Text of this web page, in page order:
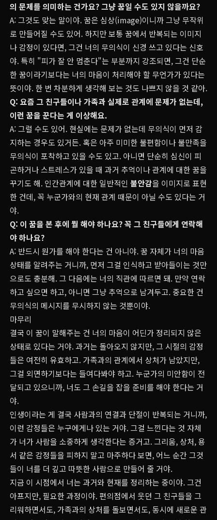
의 문제를 의미하는 건가요? 그냥 꿈일 수도 있지 않을까요?
A: 그것도 맞는 말이야. 꿈은 심상(image)이니까 그냥 무작위
로 만들어질 수도 있어. 하지만 보통 꿈에서 반복되는 이미지
나 감정이 있다면, 그건 너의 무의식이 신경 쓰고 있다는 신호
야. 특히 "피가 잘 안 멈춘다"는 부분까지 강조되면, 그건 단순
한 꿈이라기보다는 너의 마음이 처리해야 할 무언가가 있다는
뜻이야. 한 번 차분하게 생각해 보는 것도 나쁘지 않을 것 같아.
Q: 요즘 그 친구들이나 가족과 실제로 관계에 문제가 없는데,
이런 꿈을 꾼다는 게 이상해요.
A: 그럴 수도 있어. 현실에는 문제가 없는데 무의식이 먼저 감
지하는 경우도 있거든. 혹은 아주 미미한 불편함이나 불만족을
무의식이 포착하고 있을 수도 있고. 아니면 단순히 심신이 피
곤하거나 스트레스가 있을 때 과거 추억이나 관계에 대한 꿈을
꾸기도 해. 인간관계에 대한 일반적인 불안감을 이미지로 표현
한 건데, 꼭 누군가와의 현재 관계 때문이 아닐 수도 있다는 거
야.
Q: 이 꿈을 본 후에 뭘 해야 하나요? 꼭 그 친구들에게 연락해
야 하나요?
A: 반드시 뭔가를 해야 한다는 건 아니야. 꿈 자체가 너의 마음
상태를 알려주는 거니까, 먼저 그걸 인식하고 받아들이는 것만
으로도 충분해. 그 다음에는 너의 직관에 따르면 돼. 만약 연락
하고 싶으면 하고, 아니면 그냥 추억으로 남겨두고. 중요한 건
무의식의 메시지를 무시하지 않는 것뿐이야.
마무리
결국 이 꿈이 말해주는 건 너의 마음이 어딘가 정리되지 않은
상태로 있다는 거야. 과거는 돌아오지 않지만, 그 시절의 감정
들은 여전히 유효하고. 가족과의 관계에서 상처가 남았지만,
그걸 외면하기보다는 들여다봐야 하고. 누군가의 미안함이 전
달되고 있으니까, 너도 그 손길을 잡을 준비를 해야 한다는 거
야.
인생이라는 게 결국 사람과의 연결과 단절이 반복되는 거니까,
이런 감정들은 누구에게나 있는 거야. 그걸 느낀다는 것 자체
가 너가 사람을 소중하게 생각한다는 증거고. 그리움, 상처, 용
서 같은 감정들을 피하지 말고 마주하다 보면, 어느 순간 그것
들이 너를 더 깊고 따뜻한 사람으로 만들어 줄 거야.
지금 이 시점에서 너는 과거와 현재를 정리하는 중이야. 그건
아프지만, 필요한 과정이야. 편의점에서 웃던 그 친구들을 그
리워하면서도, 가족과의 상처를 돌보면서도, 동시에 새로운 관